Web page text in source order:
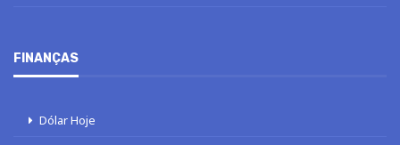
FINANÇAS
Dólar Hoje